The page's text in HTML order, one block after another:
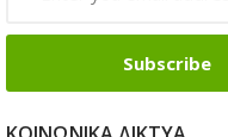
Subscribe